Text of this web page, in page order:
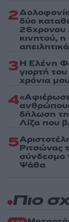
2δύο
26χρονου
κινητού, η
3Η Ελένη
γιορτή
χρόνια
4
δήλωση
Λίζα που
5Ριτσώνας
σύνδεσμο
Ψάθα
Πιο